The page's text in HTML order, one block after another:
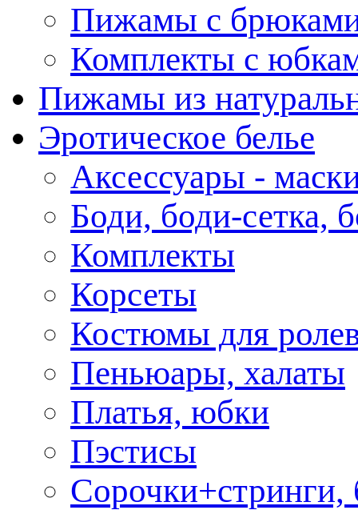
Пижамы с
Комплекты с
Пижамы из
Эротическое белье
Аксессуары -
Боди, боди-сетка,
Комплекты
Корсеты
Костюмы для
Пеньюары, халаты
Платья, юбки
Пэстисы
Сорочки+стринги,